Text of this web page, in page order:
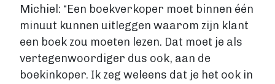
Michiel: “Een boekverkoper moet binnen één
minuut kunnen uitleggen waarom zijn klant
een boek zou moeten lezen. Dat moet je als
vertegenwoordiger dus ook, aan de
boekinkoper. Ik zeg weleens dat je het ook in